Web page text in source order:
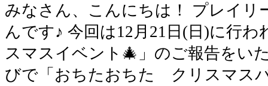
みなさん、こんにちは！ プレイリ
んです♪ 今回は12月21日(日)に行
スマスイベント🎄」のご報告をい
びで「おちたおちた クリスマス